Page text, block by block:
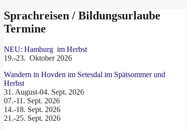
Sprachreisen / Bildungsurlaube
Termine
NEU: Hamburg im Herbst
19.-23. Oktober 2026
Wandern in Hovden im Setesdal im Spätsommer und
Herbst
31. August-04. Sept. 2026
07.-11. Sept. 2026
14.-18. Sept. 2026
21.-25. Sept. 2026